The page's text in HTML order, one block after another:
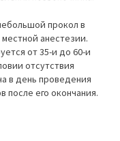
прокол в
анестезии.
от 35-и до 60-и
отсутствия
в день проведения
после его окончания.